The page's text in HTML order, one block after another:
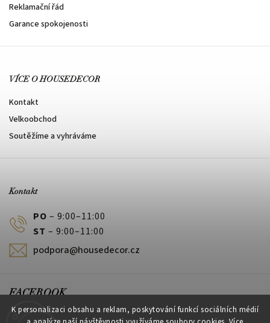
K personalizaci obsahu a reklam, poskytování funkcí sociálních médií
Reklamační řád
Garance spokojenosti
VÍCE O HOUSEDECOR
Kontakt
Velkoobchod
Soutěžíme a vyhráváme
Kontakt
PO – 9:00–11:00
ST – 9:00–11:00
podpora@housedecor.cz
FACEBOOK